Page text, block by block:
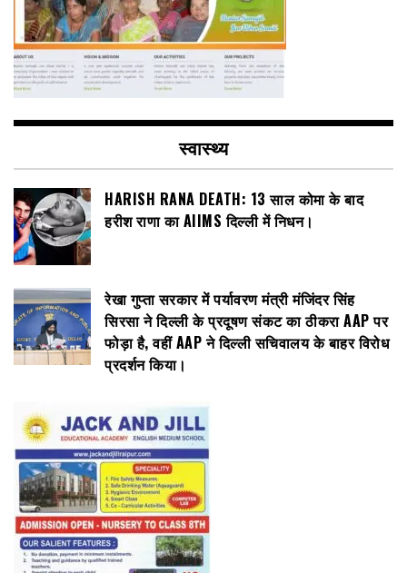
स्वास्थ्य
HARISH RANA DEATH: 13 साल कोमा के बाद
हरीश राणा का AIIMS दिल्ली में निधन।
रेखा गुप्ता सरकार में पर्यावरण मंत्री मंजिंदर सिंह
सिरसा ने दिल्ली के प्रदूषण संकट का ठीकरा AAP पर
फोड़ा है, वहीं AAP ने दिल्ली सचिवालय के बाहर विरोध
प्रदर्शन किया।